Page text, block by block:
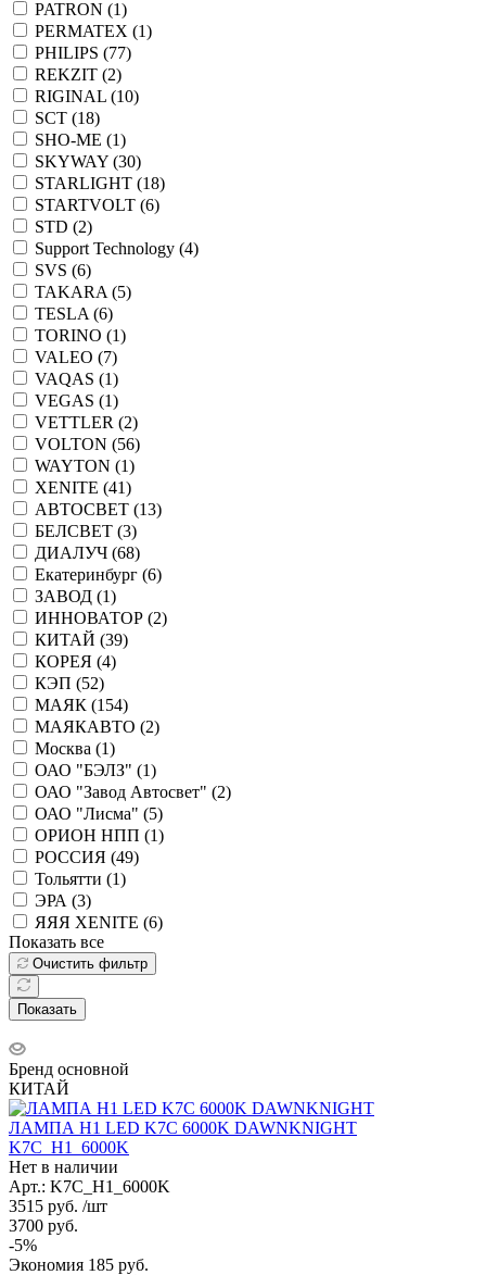
PATRON (1)
PERMATEX (1)
PHILIPS (77)
REKZIT (2)
RIGINAL (10)
SCT (18)
SHO-ME (1)
SKYWAY (30)
STARLIGHT (18)
STARTVOLT (6)
STD (2)
Support Technology (4)
SVS (6)
TAKARA (5)
TESLA (6)
TORINO (1)
VALEO (7)
VAQAS (1)
VEGAS (1)
VETTLER (2)
VOLTON (56)
WAYTON (1)
XENITE (41)
АВТОСВЕТ (13)
БЕЛСВЕТ (3)
ДИАЛУЧ (68)
Екатеринбург (6)
ЗАВОД (1)
ИННОВАТОР (2)
КИТАЙ (39)
КОРЕЯ (4)
КЭП (52)
МАЯК (154)
МАЯКАВТО (2)
Москва (1)
ОАО "БЭЛЗ" (1)
ОАО "Завод Автосвет" (2)
ОАО "Лисма" (5)
ОРИОН НПП (1)
РОССИЯ (49)
Тольятти (1)
ЭРА (3)
ЯЯЯ XENITE (6)
Показать все
Очистить фильтр
Показать
Бренд основной
КИТАЙ
ЛАМПА H1 LED K7C 6000K DAWNKNIGHT
K7C_H1_6000K
Нет в наличии
Арт.: K7C_H1_6000K
3515 руб. /шт
3700 руб.
-5%
Экономия 185 руб.